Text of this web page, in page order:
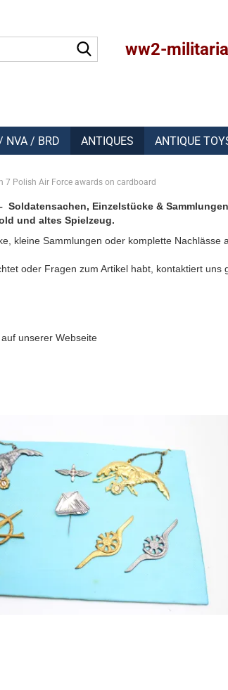
ww2-
NVA / BRD ANTIQUES ANTIQUE
7 Polish Air Force awards on cardboard
Soldatensachen, Einzelstücke &
und altes Spielzeug.
kleine Sammlungen oder komplette Nachlässe
oder Fragen zum Artikel habt, kontaktiert uns
auf unserer Webseite